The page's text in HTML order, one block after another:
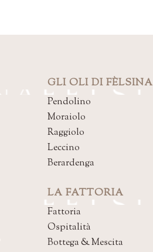
GLI OLI DI FÈLSINA
Pendolino
Moraiolo
Raggiolo
Leccino
Berardenga
LA FATTORIA
Fattoria
Ospitalità
Bottega & Mescita